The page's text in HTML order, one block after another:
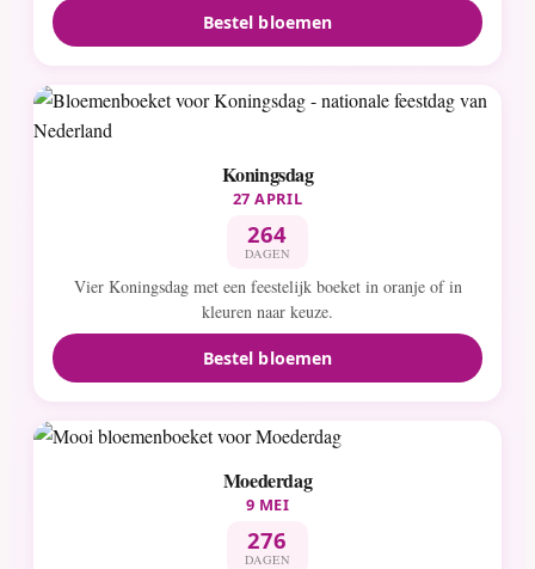
Bestel bloemen
Koningsdag
27 APRIL
264
DAGEN
Vier Koningsdag met een feestelijk boeket in oranje of in
kleuren naar keuze.
Bestel bloemen
Moederdag
9 MEI
276
DAGEN